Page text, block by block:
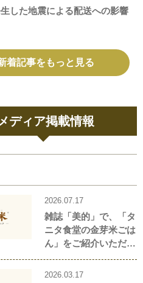
した地震による配送への影響
着記事をもっと見る
ディア掲載情報
2026.07.17
雑誌「美的」で、「タ
ニタ食堂の金芽米ごは
ん」をご紹介いただき
2026.03.17